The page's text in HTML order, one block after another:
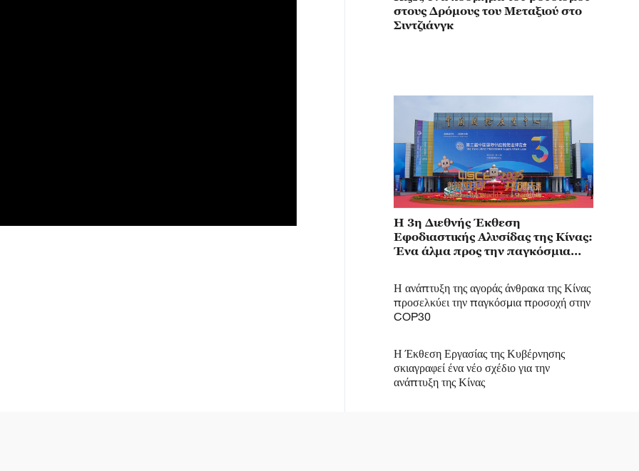
στους Δρόμους του Μεταξιού στο
Σιντζιάνγκ
Η 3η Διεθνής Έκθεση
Εφοδιαστικής Αλυσίδας της Κίνας:
Ένα άλμα προς την παγκόσμια
Η ανάπτυξη της αγοράς άνθρακα της Κίνας
προσελκύει την παγκόσμια προσοχή στην
COP30
Η Έκθεση Εργασίας της Κυβέρνησης
σκιαγραφεί ένα νέο σχέδιο για την
ανάπτυξη της Κίνας